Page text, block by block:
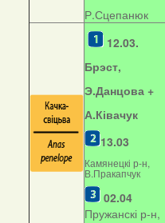
Р.Сцепанюк
12.03.
Брэст,
Э.Данцова +
А.Ківачук
13.03
Камянецкі р-н,
В.Пракапчук
02.04
Пружанскі р-н,